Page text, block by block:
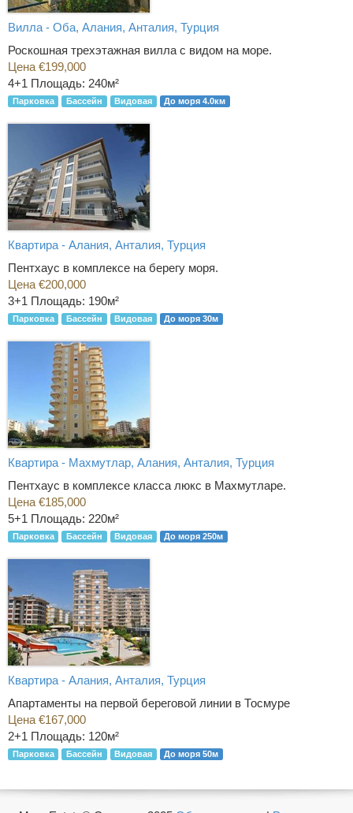
Вилла - Оба, Алания, Анталия, Турция
Роскошная трехэтажная вилла с видом на море.
Цена €199,000
4+1 Площадь: 240м²
Парковка Бассейн Видовая До моря 4.0км
Квартира - Алания, Анталия, Турция
Пентхаус в комплексе на берегу моря.
Цена €200,000
3+1 Площадь: 190м²
Парковка Бассейн Видовая До моря 30м
Квартира - Махмутлар, Алания, Анталия, Турция
Пентхаус в комплексе класса люкс в Махмутларе.
Цена €185,000
5+1 Площадь: 220м²
Парковка Бассейн Видовая До моря 250м
Квартира - Алания, Анталия, Турция
Апартаменты на первой береговой линии в Тосмуре
Цена €167,000
2+1 Площадь: 120м²
Парковка Бассейн Видовая До моря 50м